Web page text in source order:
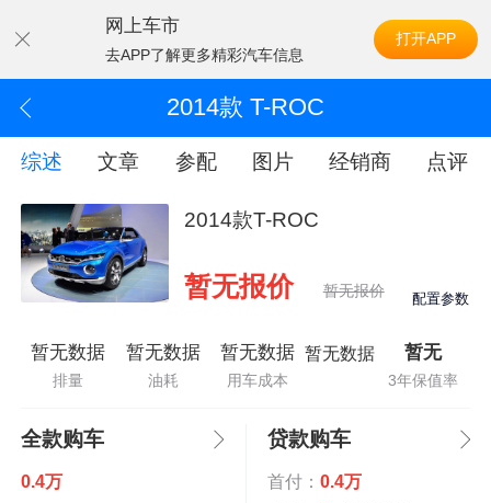
网上车市
去APP了解更多精彩汽车信息
打开APP
2014款 T-ROC
综述 文章 参配 图片 经销商 点评
2014款T-ROC
暂无报价 暂无报价 配置参数
暂无数据
排量
暂无数据
油耗
暂无数据
用车成本
暂无数据 暂无
3年保值率
全款购车
0.4万
贷款购车
首付： 0.4万